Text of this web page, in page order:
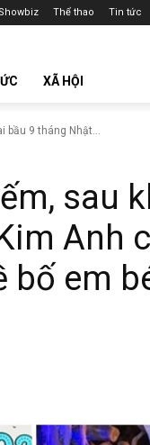
Thể thao Tin tức
XÃ HỘI
bầu 9 tháng Nhật...
sau
Anh
bố em